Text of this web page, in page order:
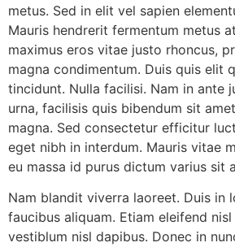
metus. Sed in elit vel sapien
Mauris hendrerit fermentum metus
maximus eros vitae justo rhoncus,
magna condimentum. Duis quis elit
tincidunt. Nulla facilisi. Nam in ante
urna, facilisis quis bibendum sit
magna. Sed consectetur efficitur
eget nibh in interdum. Mauris vitae
eu massa id purus dictum varius sit
Nam blandit viverra laoreet. Duis in
faucibus aliquam. Etiam eleifend
vestiblum nisl dapibus. Donec in